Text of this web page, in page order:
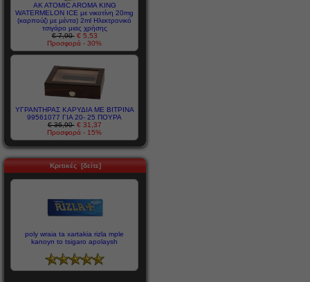
AK ATOMIC AROMA KING
WATERMELON ICE με νικοτίνη 20mg
(καρπούζι με μέντα) 2ml Ηλεκτρονικό
τσιγάρο μιας χρήσης
€ 7,90 € 5,53
Προσφορά - 30%
ΥΓΡΑΝΤΗΡΑΣ ΚΑΡΥΔΙΑ ΜΕ ΒΙΤΡΙΝΑ
99561077 ΓΙΑ 20- 25 ΠΟΥΡΑ
€ 36,90 € 31,37
Προσφορά - 15%
Κριτικές [δείτε]
poly wraia ta xartakia rizla mple
kanoyn to tsigaro apolaysh